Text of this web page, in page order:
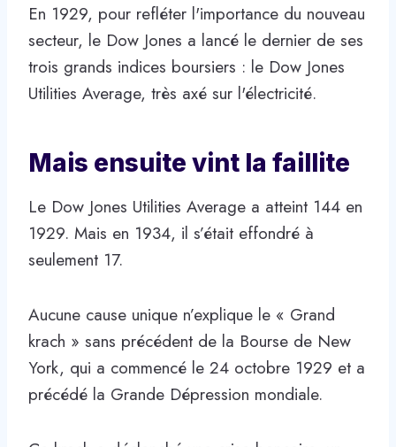
En 1929, pour refléter l'importance du nouveau
secteur, le Dow Jones a lancé le dernier de ses
trois grands indices boursiers : le Dow Jones
Utilities Average, très axé sur l'électricité.
Mais ensuite vint la faillite
Le Dow Jones Utilities Average a atteint 144 en
1929. Mais en 1934, il s’était effondré à
seulement 17.
Aucune cause unique n’explique le « Grand
krach » sans précédent de la Bourse de New
York, qui a commencé le 24 octobre 1929 et a
précédé la Grande Dépression mondiale.